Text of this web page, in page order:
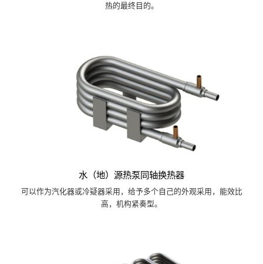
热的最终目的。
水（地）源热泵同轴换热器
可以作为汽化器或冷疑器采用，给予多个自己的外观采用，能效比
高，机构紧奏型。